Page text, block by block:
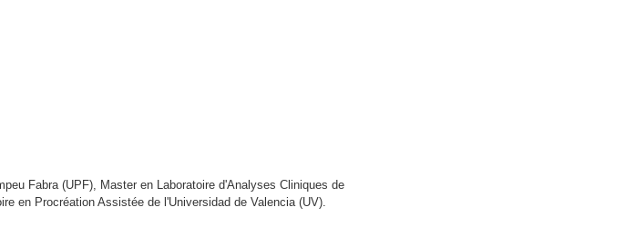
Fabra (UPF), Master en Laboratoire d'Analyses Cliniques de
en Procréation Assistée de l'Universidad de Valencia (UV).